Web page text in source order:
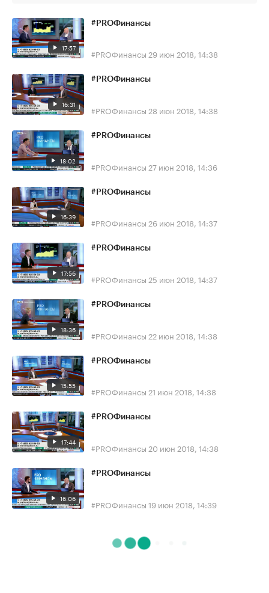
17:57
#PROФинансы
#PROФинансы 29 июн 2018, 14:38
16:31
#PROФинансы
#PROФинансы 28 июн 2018, 14:38
18:02
#PROФинансы
#PROФинансы 27 июн 2018, 14:36
16:39
#PROФинансы
#PROФинансы 26 июн 2018, 14:37
17:56
#PROФинансы
#PROФинансы 25 июн 2018, 14:37
18:36
#PROФинансы
#PROФинансы 22 июн 2018, 14:38
15:55
#PROФинансы
#PROФинансы 21 июн 2018, 14:38
17:44
#PROФинансы
#PROФинансы 20 июн 2018, 14:38
16:06
#PROФинансы
#PROФинансы 19 июн 2018, 14:39